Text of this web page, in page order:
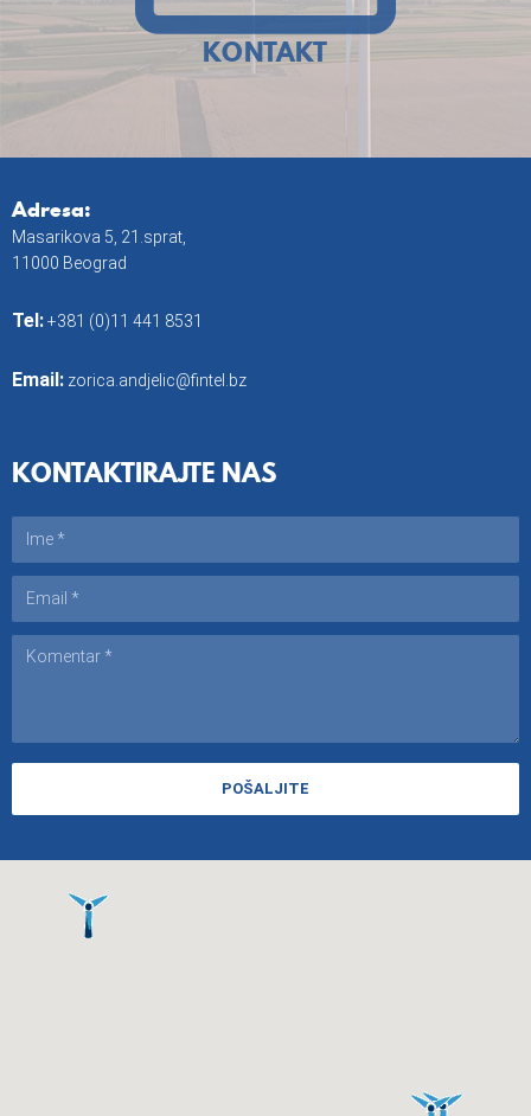
KONTAKT
Adresa:
Masarikova 5, 21.sprat,
11000 Beograd
Tel:+381 (0)11 441 8531
Email: zorica.andjelic@fintel.bz
KONTAKTIRAJTE NAS
POŠALJITE